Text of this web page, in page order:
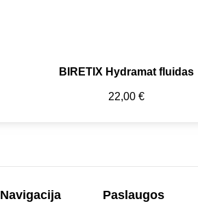
BIRETIX Hydramat fluidas
22,00 €
Navigacija Paslaugos